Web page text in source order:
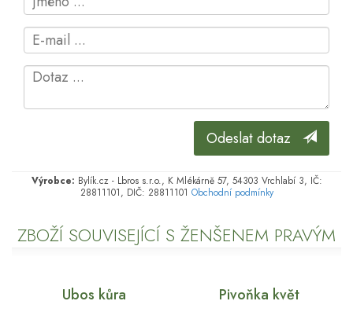
Odeslat dotaz
Výrobce: Bylík.cz - Lbros s.r.o., K Mlékárně 57, 54303 Vrchlabí 3, IČ:
28811101, DIČ: 28811101 Obchodní podmínky
ZBOŽÍ SOUVISEJÍCÍ S ŽENŠENEM PRAVÝM
Ubos kůra Pivoňka květ